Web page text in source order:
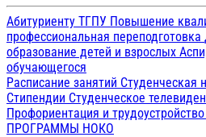
Абитуриенту ТГПУ Повышение
профессиональная переподготовка
образование детей и взрослых
обучающегося
Расписание занятий Студенческая
Стипендии Студенческое
Профориентация и трудоустройство
ПРОГРАММЫ НОКО